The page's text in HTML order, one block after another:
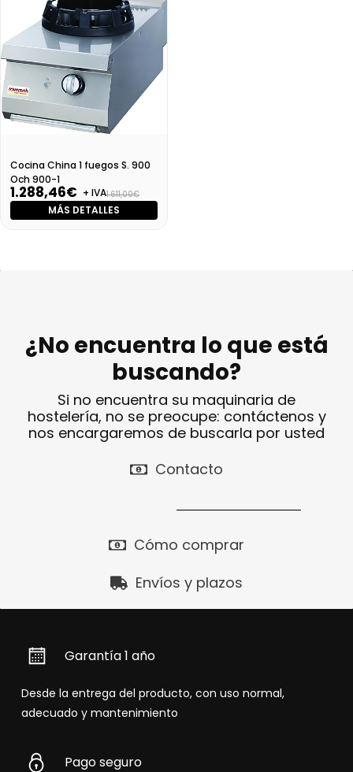
Cocina China 1 fuegos S. 900
Och 900-1
1.288,46€ + IVA1.611,00€
MÁS DETALLES
¿No encuentra lo que está
buscando?
Si no encuentra su maquinaria de
hostelería, no se preocupe: contáctenos y
nos encargaremos de buscarla por usted
Contacto
Cómo comprar
Envíos y plazos
Garantía 1 año
Desde la entrega del producto, con uso normal,
adecuado y mantenimiento
Pago seguro